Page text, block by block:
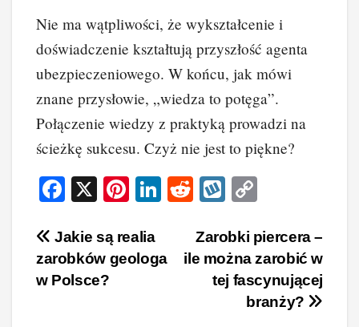
Nie ma wątpliwości, że wykształcenie i
doświadczenie kształtują przyszłość agenta
ubezpieczeniowego. W końcu, jak mówi
znane przysłowie, „wiedza to potęga”.
Połączenie wiedzy z praktyką prowadzi na
ścieżkę sukcesu. Czyż nie jest to piękne?
F
c
e
b
X
Pi
er
e
Li
e
R
d
di
W
o
p
p
y
Li
Nawigacja
wpisu
Zarobki piercera –
ile można zarobić w
tej fascynującej
branży?
Jakie są realia
zarobków geologa
w Polsce?